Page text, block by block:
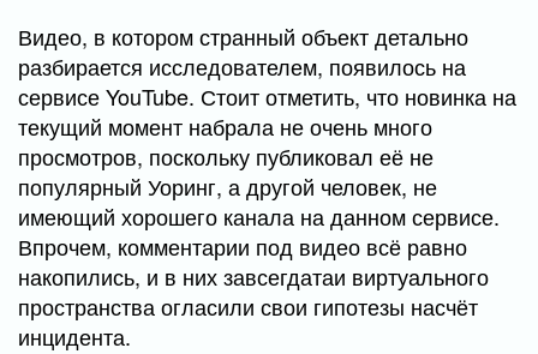
Видео, в котором странный объект детально
разбирается исследователем, появилось на
сервисе YouTube. Стоит отметить, что новинка на
текущий момент набрала не очень много
просмотров, поскольку публиковал её не
популярный Уоринг, а другой человек, не
имеющий хорошего канала на данном сервисе.
Впрочем, комментарии под видео всё равно
накопились, и в них завсегдатаи виртуального
пространства огласили свои гипотезы насчёт
инцидента.